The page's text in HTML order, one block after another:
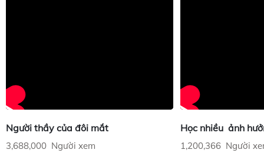
Người thầy của đôi mắt
3,688,000 Người xem
Học nhiều ảnh
1,200,366 Người